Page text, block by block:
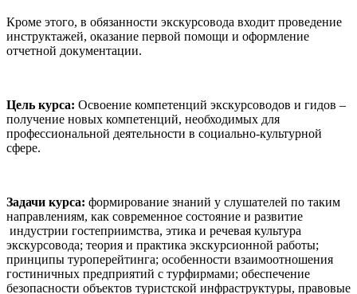
Кроме этого, в обязанности экскурсовода входит проведение
инструктажей, оказание первой помощи и оформление
отчетной документации.
Цель курса: Освоение компетенций экскурсоводов и гидов –
получение новых компетенций, необходимых для
профессиональной деятельности в социально-культурной
сфере.
Задачи курса: формирование знаний у слушателей по таким
направлениям, как современное состояние и развитие
индустрии гостеприимства, этика и речевая культура
экскурсовода; теория и практика экскурсионной работы;
принципы туроперейтинга; особенности взаимоотношения
гостиничных предприятий с турфирмами; обеспечение
безопасности объектов туристской инфраструктуры, правовые